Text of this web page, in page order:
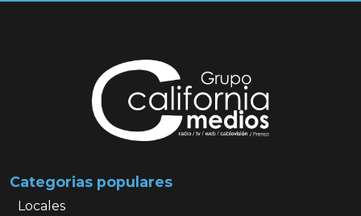
Categorias populares
Locales